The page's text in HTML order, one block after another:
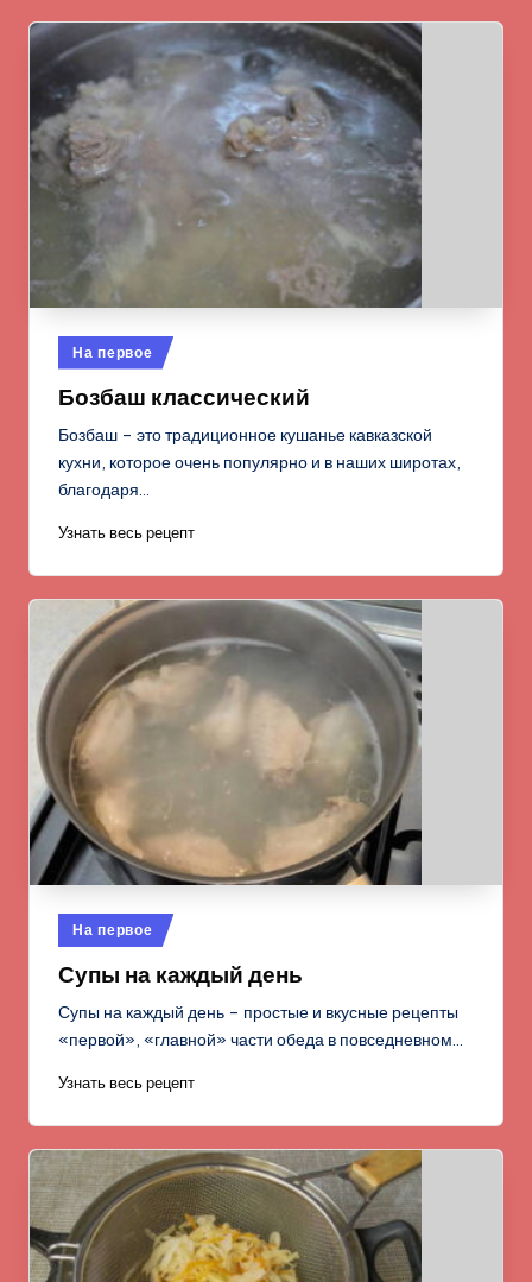
Опубликовано
в
На первое
Бозбаш классический
Бозбаш – это традиционное кушанье кавказской
кухни, которое очень популярно и в наших широтах,
благодаря…
Узнать весь рецепт
Опубликовано
в
На первое
Супы на каждый день
Супы на каждый день – простые и вкусные рецепты
«первой», «главной» части обеда в повседневном…
Узнать весь рецепт